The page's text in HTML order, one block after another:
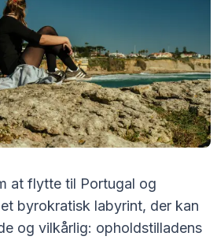
at flytte til Portugal og
byrokratisk labyrint, der kan
og vilkårlig: opholdstilladens